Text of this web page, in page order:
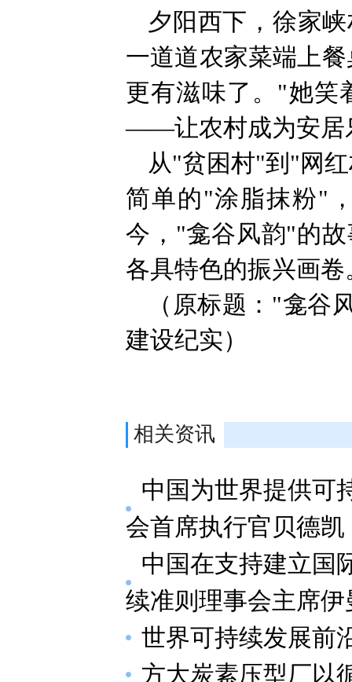
夕阳西下，徐家
一道道农家菜端上
更有滋味了。"她笑
——让农村成为安居
从"贫困村"到"网
简单的"涂脂抹粉"
今，"龛谷风韵"的
各具特色的振兴画卷
（原标题："龛谷
建设纪实）
相关资讯
中国为世界提供
会首席执行官贝德凯
中国在支持建立
续准则理事会主席伊
世界可持续发展前
方大炭素压型厂以